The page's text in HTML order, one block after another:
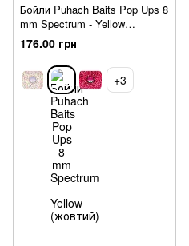
Бойли Puhach Baits Pop Ups 8
mm Spectrum - Yellow
(жовтий)
176.00 грн
+3